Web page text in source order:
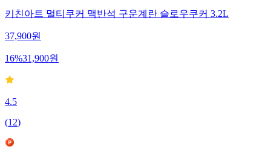
키친아트 멀티쿠커 맥반석 구운계란 슬로우쿠커 3.2L
37,900원
16%31,900원
4.5
(12)